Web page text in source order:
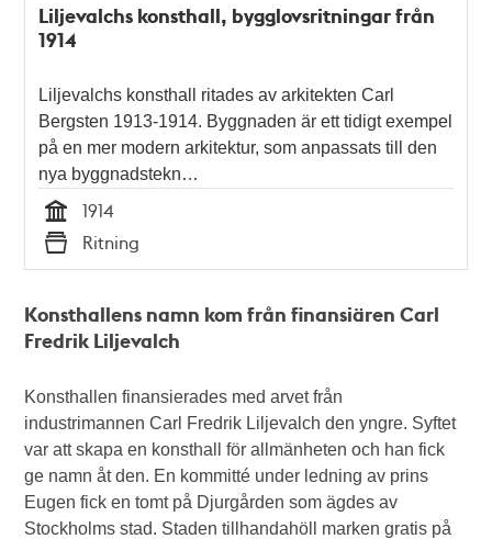
Liljevalchs konsthall, bygglovsritningar från
1914
Liljevalchs konsthall ritades av arkitekten Carl
Bergsten 1913-1914. Byggnaden är ett tidigt exempel
på en mer modern arkitektur, som anpassats till den
nya byggnadstekn…
Tid
1914
Typ
Ritning
Konsthallens namn kom från finansiären Carl
Fredrik Liljevalch
Konsthallen finansierades med arvet från
industrimannen Carl Fredrik Liljevalch den yngre. Syftet
var att skapa en konsthall för allmänheten och han fick
ge namn åt den. En kommitté under ledning av prins
Eugen fick en tomt på Djurgården som ägdes av
Stockholms stad. Staden tillhandahöll marken gratis på